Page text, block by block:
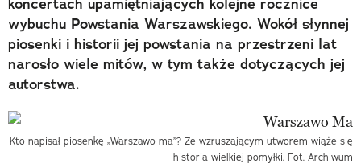
Wielki Konkurs Fotograficzny
Trendbook Podróżniczy
Polecane
koncertach upamiętniających kolejne rocznice
wybuchu Powstania Warszawskiego. Wokół słynnej
piosenki i historii jej powstania na przestrzeni lat
narosło wiele mitów, w tym także dotyczących jej
autorstwa.
Kto napisał piosenkę „Warszawo ma”? Ze wzruszającym utworem wiąże się
historia wielkiej pomyłki. Fot. Archiwum